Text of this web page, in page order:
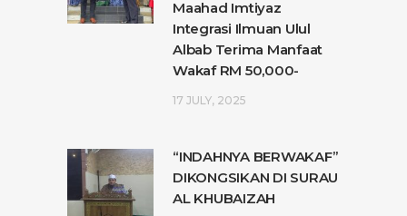
Maahad Imtiyaz
Integrasi Ilmuan Ulul
Albab Terima Manfaat
Wakaf RM 50,000-
17 JULY, 2025
“INDAHNYA BERWAKAF”
DIKONGSIKAN DI SURAU
AL KHUBAIZAH